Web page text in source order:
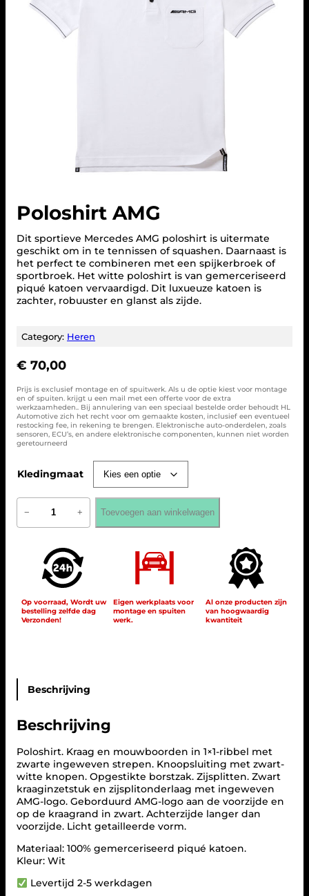
Poloshirt AMG
Dit sportieve Mercedes AMG poloshirt is uitermate
geschikt om in te tennissen of squashen. Daarnaast is
het perfect te combineren met een spijkerbroek of
sportbroek. Het witte poloshirt is van gemerceriseerd
piqué katoen vervaardigd. Dit luxueuze katoen is
zachter, robuuster en glanst als zijde.
Category: Heren
€ 70,00
Prijs is exclusief montage en of spuitwerk. Als u de optie kiest voor montage
en of spuiten. krijgt u een mail met een offerte voor de extra
werkzaamheden.. Bij annulering van een speciaal bestelde order behoudt HL
Automotive zich het recht voor om gemaakte kosten, inclusief een eventueel
restocking fee, in rekening te brengen. Elektronische auto-onderdelen, zoals
sensoren, ECU’s, en andere elektronische componenten, kunnen niet worden
geretourneerd
Kledingmaat
P
l
A
n
a
− + Toevoegen aan winkelwagen
Op voorraad, Wordt uw
bestelling zelfde dag
Verzonden!
Eigen werkplaats voor
montage en spuiten
werk.
Al onze producten zijn
van hoogwaardig
kwantiteit
Beschrijving
Beschrijving
Poloshirt. Kraag en mouwboorden in 1×1-ribbel met
zwarte ingeweven strepen. Knoopsluiting met zwart-
witte knopen. Opgestikte borstzak. Zijsplitten. Zwart
kraaginzetstuk en zijsplitonderlaag met ingeweven
AMG-logo. Geborduurd AMG-logo aan de voorzijde en
op de kraagrand in zwart. Achterzijde langer dan
voorzijde. Licht getailleerde vorm.
Materiaal: 100% gemerceriseerd piqué katoen.
Kleur: Wit
Levertijd 2-5 werkdagen